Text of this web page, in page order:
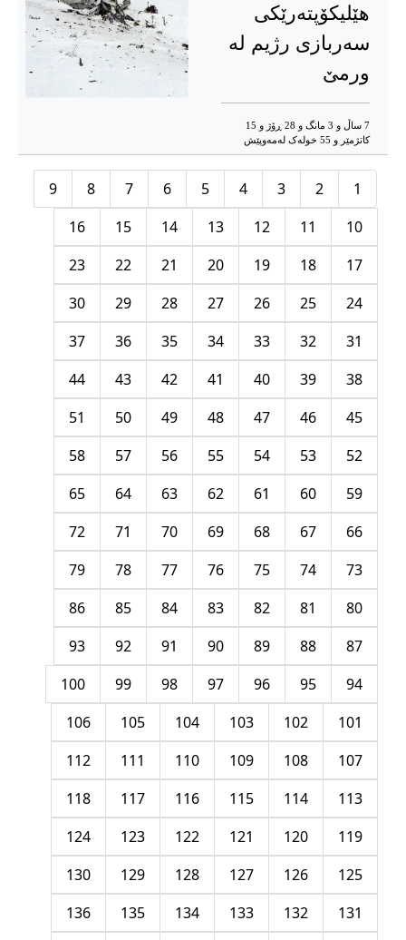
هێلیکۆپتەرێکی
سەربازی رژیم لە
ورمێ‌
7 ساڵ و 3 مانگ و 28 ڕۆژ و 15
کاتژمێر و 55 خوله‌ک له‌مه‌وپێش‌
1
2
3
4
5
6
7
8
9
10
11
12
13
14
15
16
17
18
19
20
21
22
23
24
25
26
27
28
29
30
31
32
33
34
35
36
37
38
39
40
41
42
43
44
45
46
47
48
49
50
51
52
53
54
55
56
57
58
59
60
61
62
63
64
65
66
67
68
69
70
71
72
73
74
75
76
77
78
79
80
81
82
83
84
85
86
87
88
89
90
91
92
93
94
95
96
97
98
99
100
101
102
103
104
105
106
107
108
109
110
111
112
113
114
115
116
117
118
119
120
121
122
123
124
125
126
127
128
129
130
131
132
133
134
135
136